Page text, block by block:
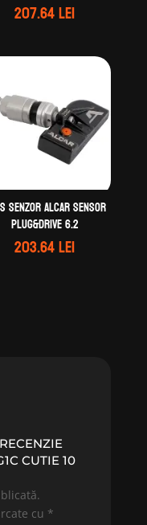
207.64lei
Senzor ALCAR Sensor
Plug&Drive 6.2
203.64lei
CUTIE 10
cu *